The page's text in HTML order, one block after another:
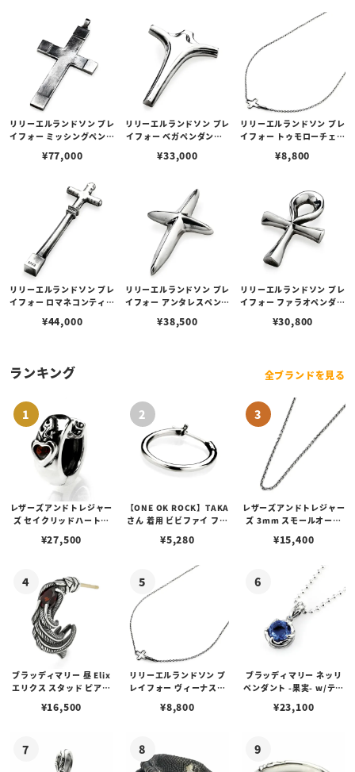
リリーエルランドソン プレ
イフォー ミッシングペンダ
¥77,000
リリーエルランドソン プレ
イフォー ベガペンダント /
¥33,000
リリーエルランドソン プレ
イフォー トゥモローチェー
¥8,800
リリーエルランドソン プレ
イフォー ロマネコンティペ
NTI
¥44,000
リリーエルランドソン プレ
イフォー アンタレスペンダ
¥38,500
リリーエルランドソン プレ
イフォー ファラオペンダン
¥30,800
ランキング 全ブランドを見る
レザーズアンドトレジャー
ズ セイクリッドハートピ
¥27,500
【ONE OK ROCK】TAKA
さん 着用 ビビファイ フー
¥5,280
レザーズアンドトレジャー
ズ 3mm スモールオーバ
ブスタークラスプ＆LTロ
¥15,400
ブラッディマリー 昼 Elix
エリクス スタッド ピアス
¥16,500
リリーエルランドソン プ
レイフォー ヴィーナスチ
¥8,800
ブラッディマリー ネッリ
ペンダント -果実- w/ティ
¥23,100